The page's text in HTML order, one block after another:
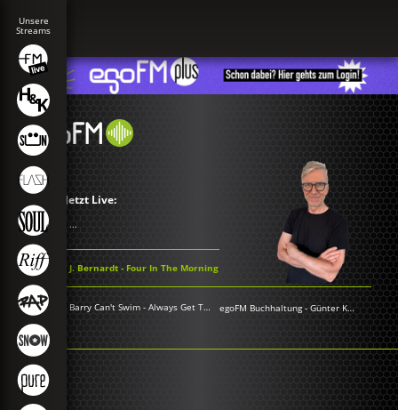
Jetzt Live:
...
J. Bernardt - Four In The Morning
Barry Can't Swim - Always Get Through To You egoFM Buchhaltung-Günter Keil